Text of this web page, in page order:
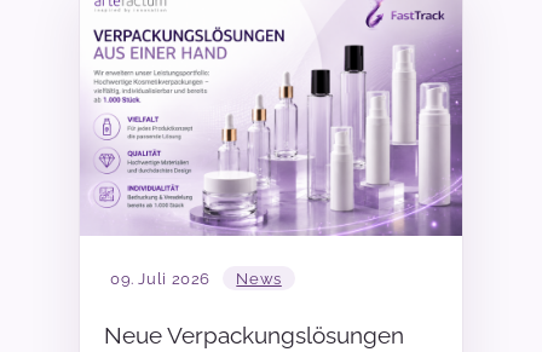
Neue Verpackungslösungen
09. Juli 2026 News